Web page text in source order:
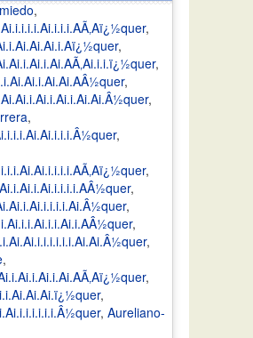
,
,
,
,
,
,
,
,
,
,
,
,
,
,
,
,
, Aureliano-